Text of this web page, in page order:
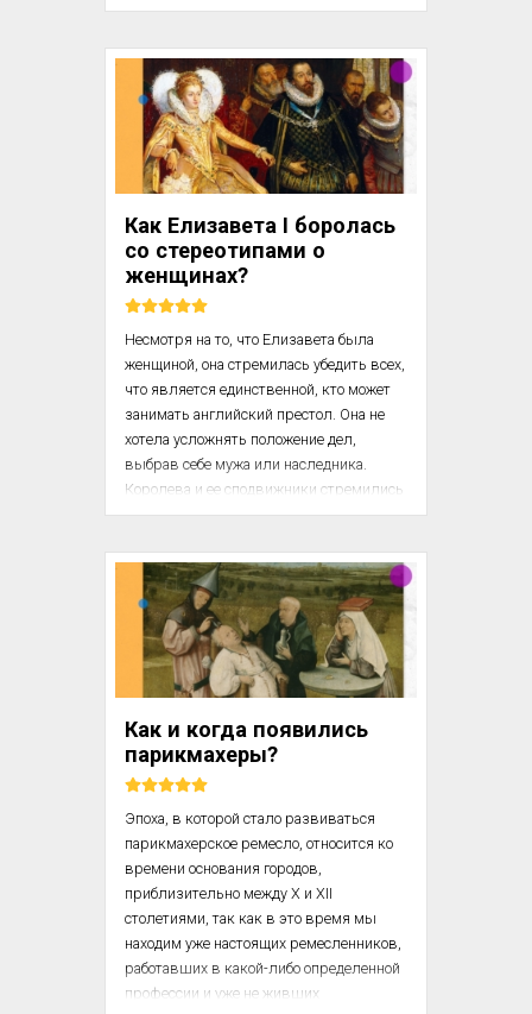
пустыня. Сухой, засушливый климат
Северная часть страны, где
расположены основные реки, опасна для
жизни из-за высокой
распространенности малярии и сонной
болезни.
инноваций, благодаря которым историю
развития Ботсваны можно...
Как Елизавета I боролась
со стереотипами о
женщинах?
Несмотря на то, что Елизавета была
женщиной, она стремилась убедить всех,
что является единственной, кто может
занимать английский престол. Она не
хотела усложнять положение дел,
выбрав себе мужа или наследника.
Королева и ее сподвижники стремились
создать атрибутику монархини, выходя
идеала женщины. Стереотип женщины
XVI века не подвергался изменению.
Елизавета приняла для себя этот имидж
и часто подсмеивалась над своим полом.
Когда в 1598 году ее похвалили за
способности к иностранным языкам, она
в том, чтобы научить же...
Как и когда появились
парикмахеры?
Эпоха, в которой стало развиваться
парикмахерское ремесло, относится ко
времени основания городов,
приблизительно между X и XII
столетиями, так как в это время мы
находим уже настоящих ремесленников,
работавших в какой-либо определенной
профессии и уже не живших